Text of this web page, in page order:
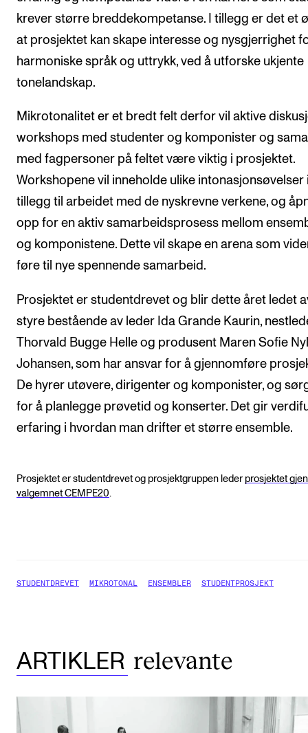
For ansatte og studenter
krever større breddekompetanse. I tillegg er det et
at prosjektet kan skape interesse og nysgjerrighet
harmoniske språk og uttrykk, ved å utforske ukjente
tonelandskap.
Mikrotonalitet er et bredt felt derfor vil aktive
workshops med studenter og komponister og
med fagpersoner på feltet være viktig i prosjektet.
Workshopene vil inneholde ulike intonasjonsøvelser
tillegg til arbeidet med de nyskrevne verkene, og
opp for en aktiv samarbeidsprosess mellom
og komponistene. Dette vil skape en arena som
føre til nye spennende samarbeid.
Prosjektet er studentdrevet og blir dette året ledet
styre bestående av leder Ida Grande Kaurin,
Thorvald Bugge Helle og produsent Maren Sofie
Johansen, som har ansvar for å gjennomføre
De hyrer utøvere, dirigenter og komponister, og
for å planlegge prøvetid og konserter. Det gir
erfaring i hvordan man drifter et større ensemble.
Prosjektet er studentdrevet og prosjektgruppen leder prosjektet
valgemnet CEMPE20.
STUDENTDREVET MIKROTONAL ENSEMBLER STUDENTPROSJEKT
ARTIKLER relevante